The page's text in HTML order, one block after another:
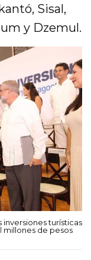
Sisal,
y Dzemul.
inversiones turísticas
millones de pesos